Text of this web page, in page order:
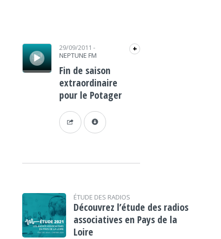
Lecteur audio 29/09/2011 -
NEPTUNE FM
+
Fin de saison
extraordinaire
pour le Potager
ÉTUDE DES RADIOS
Découvrez l’étude des radios
associatives en Pays de la
Loire